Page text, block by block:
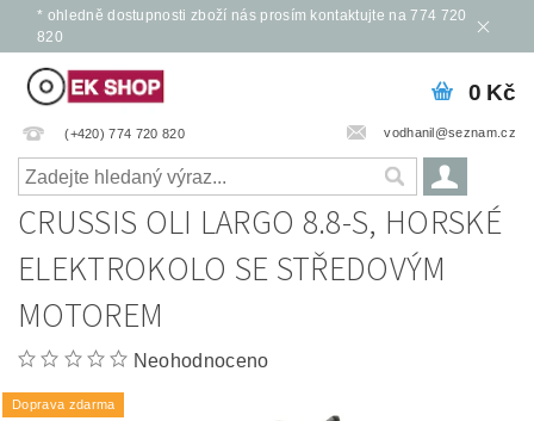
* ohledně dostupnosti zboží nás prosím kontaktujte na 774 720
820
(+420) 774 720 820 vodhanil@seznam.cz
0 Kč
CRUSSIS OLI LARGO 8.8-S, HORSKÉ
ELEKTROKOLO SE STŘEDOVÝM
MOTOREM
Neohodnoceno
Doprava zdarma